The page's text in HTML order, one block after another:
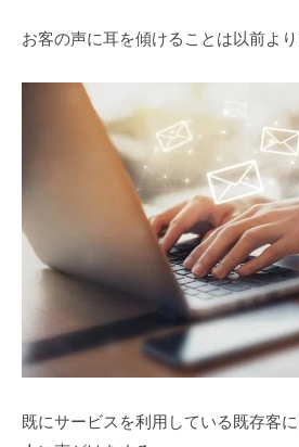
お客の声に耳を傾けることは以前より
既にサービスを利用している既存客